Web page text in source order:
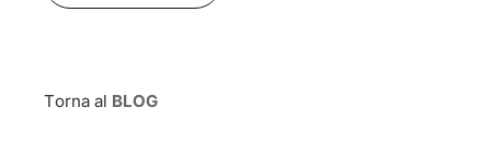
Torna al BLOG